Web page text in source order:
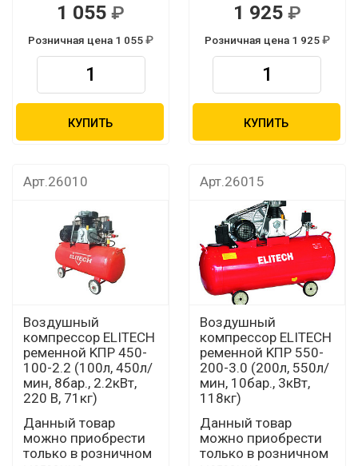
1 055
Розничная цена 1 055
КУПИТЬ
1 925
Розничная цена 1 925
КУПИТЬ
Арт.26010
Воздушный
компрессор ELITECH
ременной KПР 450-
100-2.2 (100л, 450л/
мин, 8бар., 2.2кВт,
220 В, 71кг)
Данный товар
можно приобрести
только в розничном
Арт.26015
Воздушный
компрессор ELITECH
ременной KПР 550-
200-3.0 (200л, 550л/
мин, 10бар., 3кВт,
118кг)
Данный товар
можно приобрести
только в розничном